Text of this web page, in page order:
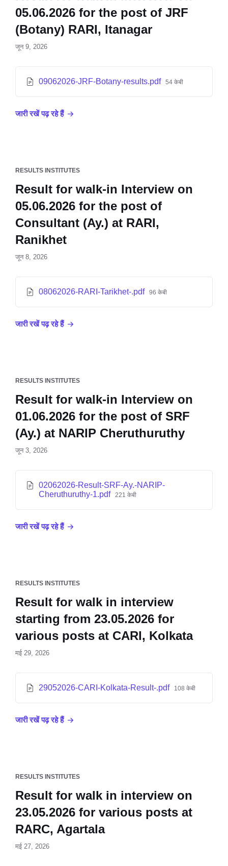
05.06.2026 for the post of JRF
(Botany) RARI, Itanagar
जून 9, 2026
09062026-JRF-Botany-results.pdf 54 केबी
जारी रखें पढ़ रहे हैं
RESULTS INSTITUTES
Result for walk-in Interview on
05.06.2026 for the post of
Consultant (Ay.) at RARI,
Ranikhet
जून 8, 2026
08062026-RARI-Tarikhet-.pdf 96 केबी
जारी रखें पढ़ रहे हैं
RESULTS INSTITUTES
Result for walk-in Interview on
01.06.2026 for the post of SRF
(Ay.) at NARIP Cheruthuruthy
जून 3, 2026
02062026-Result-SRF-Ay.-NARIP-
Cheruthuruthy-1.pdf 221 केबी
जारी रखें पढ़ रहे हैं
RESULTS INSTITUTES
Result for walk in interview
starting from 23.05.2026 for
various posts at CARI, Kolkata
मई 29, 2026
29052026-CARI-Kolkata-Result-.pdf 108 केबी
जारी रखें पढ़ रहे हैं
RESULTS INSTITUTES
Result for walk in interview on
23.05.2026 for various posts at
RARC, Agartala
मई 27, 2026